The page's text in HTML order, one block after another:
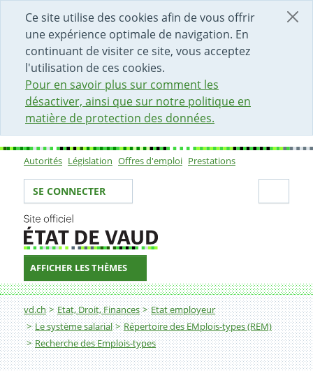
Ce site utilise des cookies afin de vous offrir
une expérience optimale de navigation. En
continuant de visiter ce site, vous acceptez
l'utilisation de ces cookies.
Pour en savoir plus sur comment les
désactiver, ainsi que sur notre politique en
matière de protection des données.
DÉBUT DU CONTENU DE LA PAGE
ACCÈS AU CHAMP DE RECHERCHE
PAGE D'ACCUEIL
FORMULAIRE DE CONTACT
Sous-navigation
Autorités Législation Offres d'emploi Prestations
Votre identité
SE CONNECTER
AFFICHER LES THÈMES
Fil d'Ariane
vd.ch Etat, Droit, Finances
Etat employeur
Le système salarial
Répertoire des EMplois-types (REM)
Recherche des Emplois-types
Agent-e de lingerie